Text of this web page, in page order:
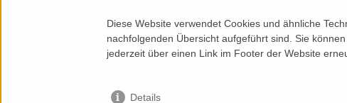
Diese Website verwendet Cookies und ähnliche
nachfolgenden Übersicht aufgeführt sind. Sie
jederzeit über einen Link im Footer der Website
Details